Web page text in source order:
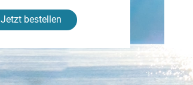
Jetzt bestellen